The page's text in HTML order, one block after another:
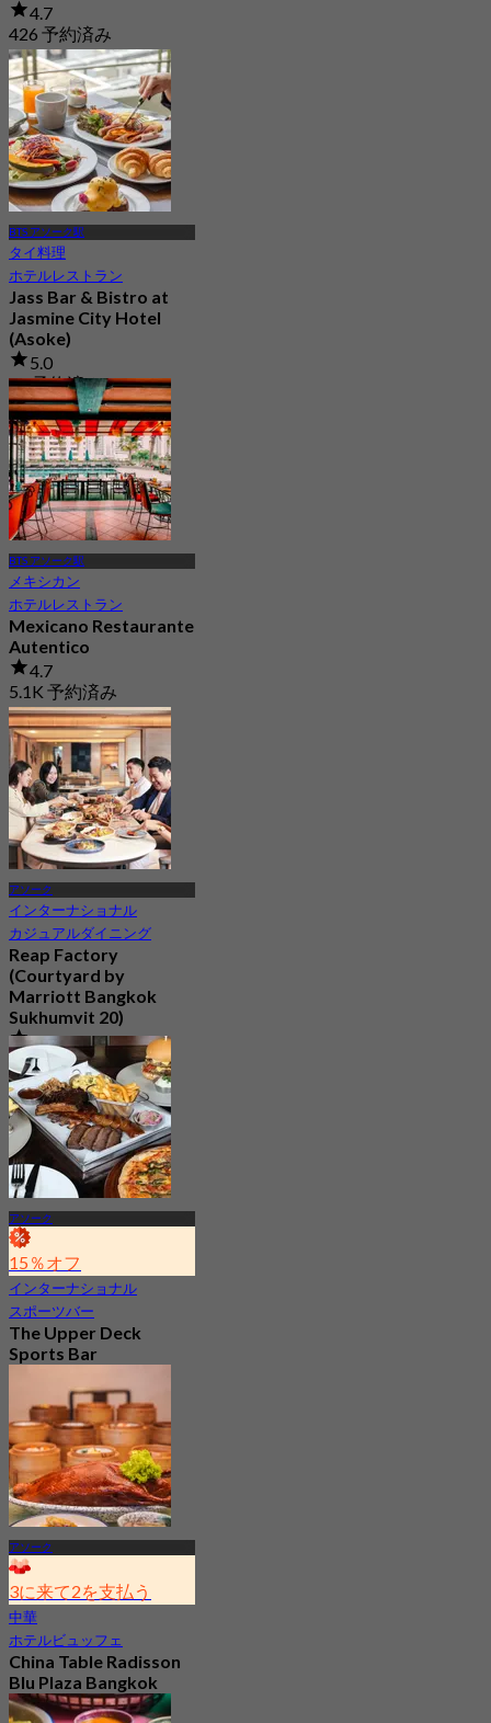
4.7
426 予約済み
から฿ 189
BTS アソーク駅
タイ料理
ホテルレストラン
Jass Bar & Bistro at
Jasmine City Hotel
(Asoke)
5.0
37 予約済み
から฿ 453
BTS アソーク駅
メキシカン
ホテルレストラン
Mexicano Restaurante
Autentico
4.7
5.1K 予約済み
から฿ 666
アソーク
インターナショナル
カジュアルダイニング
Reap Factory
(Courtyard by
Marriott Bangkok
Sukhumvit 20)
4.7
299 予約済み
から฿ 400
アソーク
15％オフ
インターナショナル
スポーツバー
The Upper Deck
Sports Bar
から฿ 315
アソーク
3に来て2を支払う
中華
ホテルビュッフェ
China Table Radisson
Blu Plaza Bangkok
4.6